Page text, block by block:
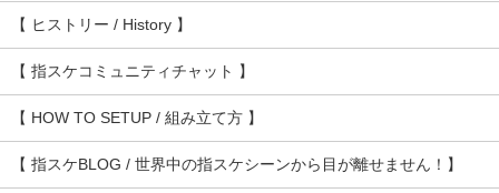
【 ヒストリー / History 】
【 指スケコミュニティチャット 】
【 HOW TO SETUP / 組み立て方 】
【 指スケBLOG / 世界中の指スケシーンから目が離せません！】